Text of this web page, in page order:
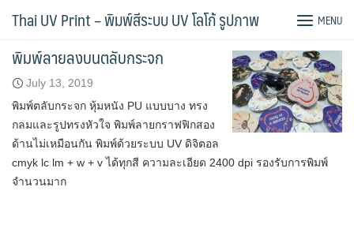
Thai UV Print – พิมพ์สีระบบ UV โลโก้ รูปภาพ MENU
Tag:ตลับกระจก
พิมพ์ลายลงบนตลับกระจก
July 13, 2019
พิมพ์ตลับกระจก หุ้มหนัง PU แบบบาง ทรง
กลมและรูปทรงหัวใจ พิมพ์ลายกราฟฟิกสอง
ด้านไม่เหมือนกัน พิมพ์ด้วยระบบ UV ดิจิตอล
cmyk lc lm + w + v ได้ทุกสี ความละเอียด 2400 dpi รองรับการพิมพ์
จำนวนมาก